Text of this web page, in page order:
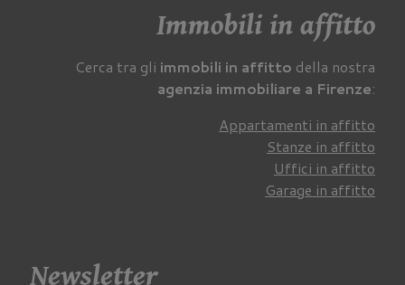
Immobili in affitto
Cerca tra gli immobili in affitto della nostra
agenzia immobiliare a Firenze:
Appartamenti in affitto
Stanze in affitto
Uffici in affitto
Garage in affitto
Newsletter